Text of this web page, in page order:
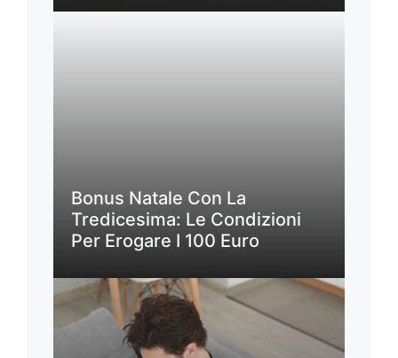
Bonus Natale Con La
Tredicesima: Le Condizioni
Per Erogare I 100 Euro